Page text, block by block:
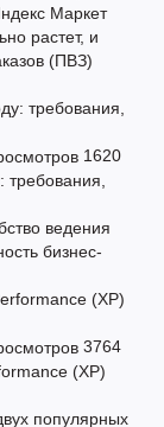
Маркет
растет, и
(ПВЗ)
1620
ведения
бизнес-
3764
(ХР)
популярных